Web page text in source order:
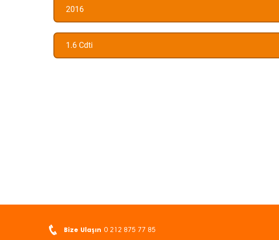
2016
1.6 Cdti
Bize Ulaşın 0 212 875 77 85